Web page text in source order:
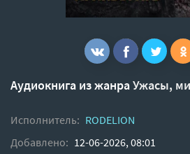
Аудиокнига из жанраУжасы,
Исполнитель: RODELION
Добавлено: 12-06-2026, 08:01